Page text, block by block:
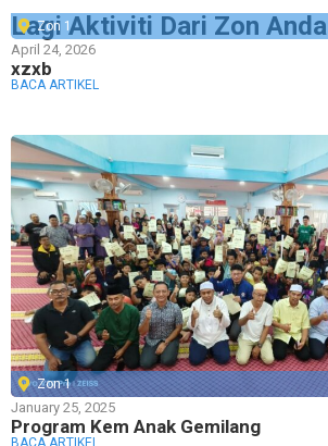
Lagi Aktiviti Dari Zon Anda
Zon 1
April 24, 2026
xzxb
BACA ARTIKEL
Zon 1
January 25, 2025
Program Kem Anak Gemilang
BACA ARTIKEL